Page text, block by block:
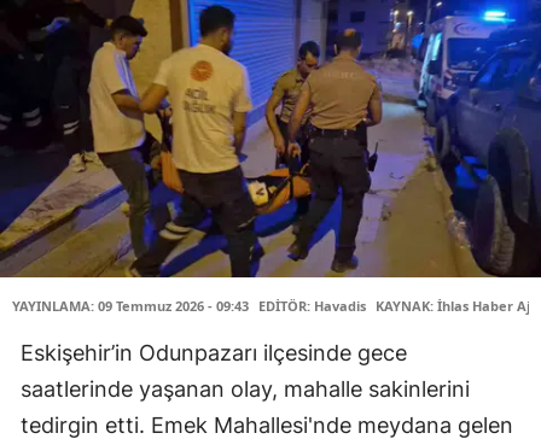
YAYINLAMA: 09 Temmuz 2026 - 09:43 EDİTÖR: Havadis KAYNAK: İhlas Haber
Eskişehir’in Odunpazarı ilçesinde gece
saatlerinde yaşanan olay, mahalle sakinlerini
tedirgin etti. Emek Mahallesi'nde meydana gelen